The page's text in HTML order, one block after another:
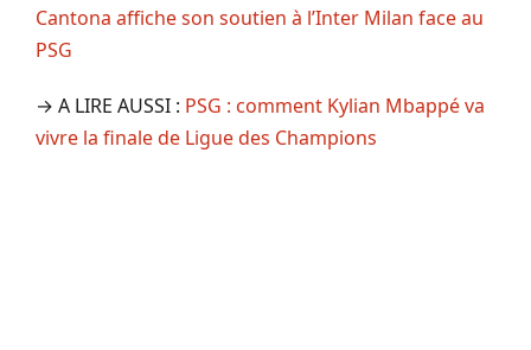
Cantona affiche son soutien à l’Inter Milan face au
PSG
→ A LIRE AUSSI : PSG : comment Kylian Mbappé va
vivre la finale de Ligue des Champions